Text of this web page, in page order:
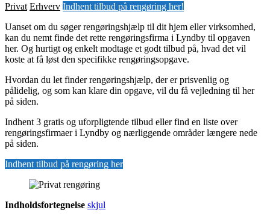
Privat Erhverv Indhent tilbud på rengøring her!
Uanset om du søger rengøringshjælp til dit hjem eller virksomhed,
kan du nemt finde det rette rengøringsfirma i Lyndby til opgaven
her. Og hurtigt og enkelt modtage et godt tilbud på, hvad det vil
koste at få løst den specifikke rengøringsopgave.
Hvordan du let finder rengøringshjælp, der er prisvenlig og
pålidelig, og som kan klare din opgave, vil du få vejledning til her
på siden.
Indhent 3 gratis og uforpligtende tilbud eller find en liste over
rengøringsfirmaer i Lyndby og nærliggende områder længere nede
på siden.
Indhent tilbud på rengøring her
Indholdsfortegnelse skjul